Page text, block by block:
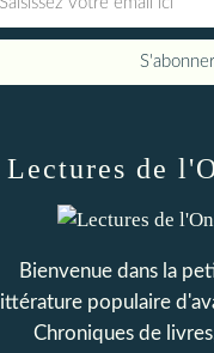
Lectures de
Bienvenue dans la
littérature populaire
Chroniques de